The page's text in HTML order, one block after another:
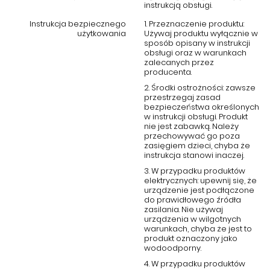
Idealny wybór dla miłośników stylu glamour
i nowoczesności
Lustro Marzano to propozycja dla osób ceniących
, które jednocześnie pełnią funkcję praktyczną
i dekoracyjną. Jego luksusowy charakter oraz delikatna forma
sprawią, że każde pomieszczenie nabierze wyjątkowego
klimatu i stylu. To lustro, które zdecydowanie wyróżnia się na tle
innych, oferując ponadczasową elegancję i niezwykłą lekkość
Podsumowanie – lustro o wyjątkowym
Lustro okrągłe glamour Marzano 90 cmz dekoracyjną ramą z
kryształkami w kształcie łez to doskonały wybór dla osób
szukających ekskluzywnego dodatku do swojego domu. Idealne
do wnętrz w stylu glamour, nowojorskim i nowoczesnym, łączy w
sobie piękno, styl i funkcjonalność. Stwórz wyjątkowy klimat w
swoim mieszkaniu dzięki temu unikatowemu lustru, które
instrukcją obsługi.
Instrukcja bezpiecznego
użytkowania
1. Przeznaczenie produktu:
Używaj produktu wyłącznie w
sposób opisany w instrukcji
obsługi oraz w warunkach
zalecanych przez
producenta.
2. Środki ostrożności: zawsze
przestrzegaj zasad
bezpieczeństwa określonych
w instrukcji obsługi. Produkt
nie jest zabawką. Należy
przechowywać go poza
zasięgiem dzieci, chyba że
instrukcja stanowi inaczej.
3. W przypadku produktów
elektrycznych: upewnij się, że
urządzenie jest podłączone
do prawidłowego źródła
zasilania. Nie używaj
urządzenia w wilgotnych
warunkach, chyba że jest to
produkt oznaczony jako
wodoodporny.
4. W przypadku produktów